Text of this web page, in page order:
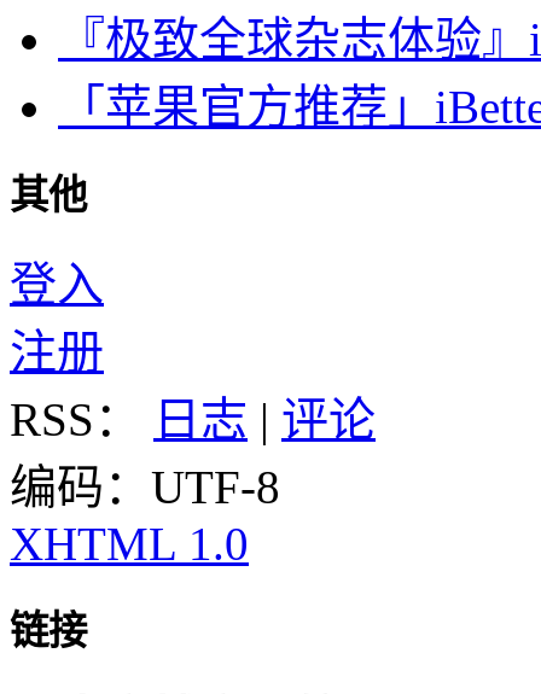
『极致全球杂志体验
「苹果官方推荐」
其他
登入
注册
RSS：
日志 | 评论
编码：UTF-8
XHTML 1.0
链接